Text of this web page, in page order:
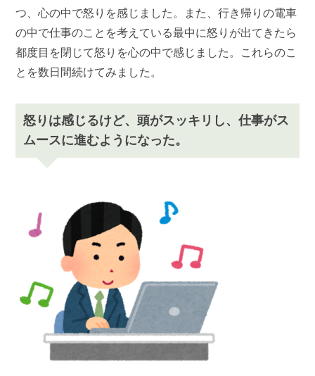
つ、心の中で怒りを感じました。また、行き帰りの電車
の中で仕事のことを考えている最中に怒りが出てきたら
都度目を閉じて怒りを心の中で感じました。これらのこ
とを数日間続けてみました。
怒りは感じるけど、頭がスッキリし、仕事がス
ムースに進むようになった。